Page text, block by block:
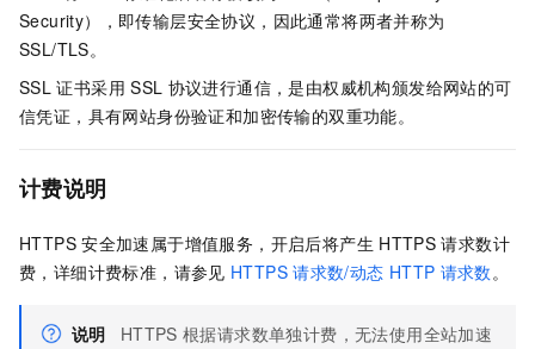
Security），即传输层安全协议，因此通常将两者并称为
SSL/TLS。
SSL 证书采用 SSL 协议进行通信，是由权威机构颁发给网站的可
信凭证，具有网站身份验证和加密传输的双重功能。
计费说明
HTTPS 安全加速属于增值服务，开启后将产生 HTTPS 请求数计
费，详细计费标准，请参见 HTTPS 请求数/动态 HTTP 请求数。
说明 HTTPS 根据请求数单独计费，无法使用全站加速